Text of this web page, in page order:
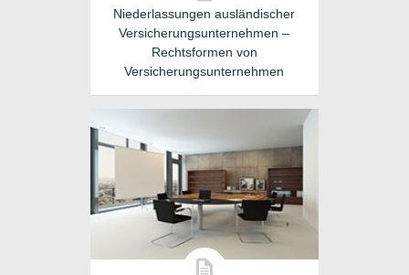
Niederlassungen ausländischer
Versicherungsunternehmen –
Rechtsformen von
Versicherungsunternehmen